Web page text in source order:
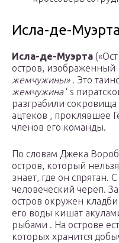
Исла-де-Муэрта
Исла-де-Муэрта
остров, изображенный
жемчужины». Это
жемчужина‘ s
разграбили сокровища
ацтеков , проклявшее
членов его команды.
По словам Джека
остров, который
знает, где он спрятан.
человеческий череп.
остров окружен
его воды кишат
рыбами . На острове
которых хранится